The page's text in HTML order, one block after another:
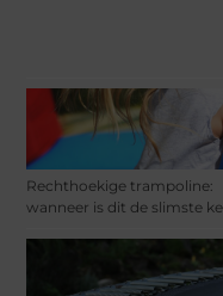
Rechthoekige trampoline:
wanneer is dit de slimste